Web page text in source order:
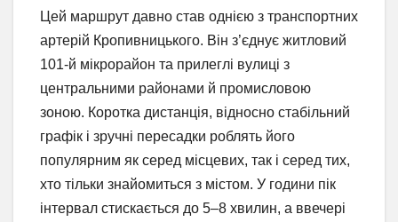
Цей маршрут давно став однією з транспортних
артерій Кропивницького. Він з’єднує житловий
101-й мікрорайон та прилеглі вулиці з
центральними районами й промисловою
зоною. Коротка дистанція, відносно стабільний
графік і зручні пересадки роблять його
популярним як серед місцевих, так і серед тих,
хто тільки знайомиться з містом. У години пік
інтервал стискається до 5–8 хвилин, а ввечері